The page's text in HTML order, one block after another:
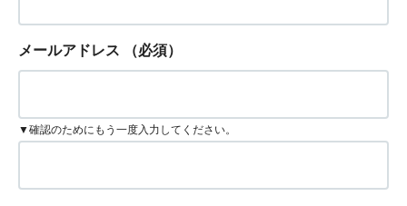
メールアドレス （必須）
▼確認のためにもう一度入力してください。